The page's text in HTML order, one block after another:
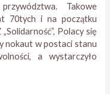
Takowe
70tych i na początku
Polacy się
nokaut w postaci stanu
a wystarczyło